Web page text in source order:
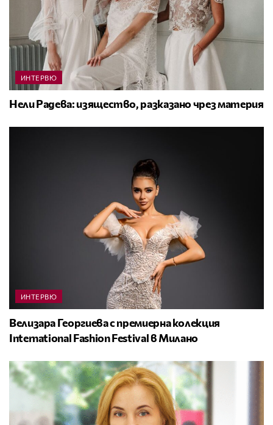
ИНТЕРВЮ
Нели Радева: изящество, разказано чрез материя
ИНТЕРВЮ
Велизара Георгиева с премиерна колекция
International Fashion Festival в Милано